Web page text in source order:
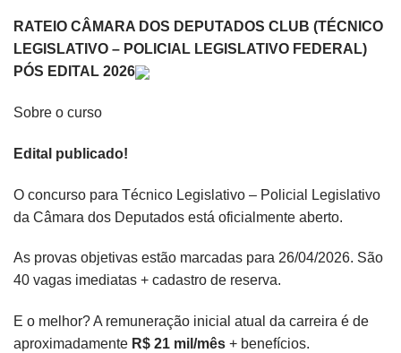
RATEIO CÂMARA DOS DEPUTADOS CLUB (TÉCNICO
LEGISLATIVO – POLICIAL LEGISLATIVO FEDERAL)
PÓS EDITAL 2026
Sobre o curso
Edital publicado!
O concurso para Técnico Legislativo – Policial Legislativo
da Câmara dos Deputados está oficialmente aberto.
As provas objetivas estão marcadas para 26/04/2026. São
40 vagas imediatas + cadastro de reserva.
E o melhor? A remuneração inicial atual da carreira é de
aproximadamente R$ 21 mil/mês + benefícios.